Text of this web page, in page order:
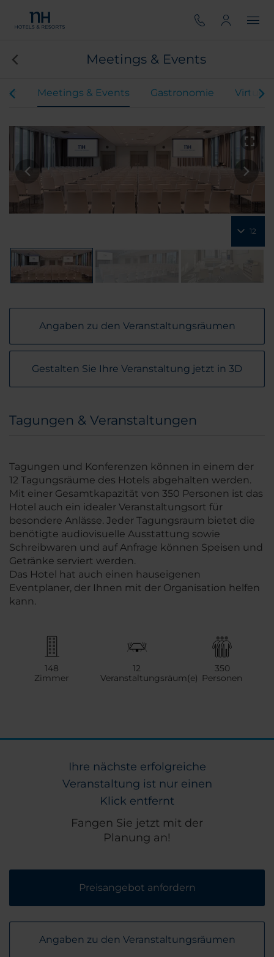
Meetings & Events
Meetings & Events Gastronomie
12
Angaben zu den Veranstaltungsräumen
Gestalten Sie Ihre Veranstaltung jetzt in 3D
Tagungen & Veranstaltungen
Tagungen und Konferenzen können in einem der
12 Tagungsräume des Hotels abgehalten werden.
Mit einer Gesamtkapazität von 350 Personen ist das
Hotel auch ein idealer Veranstaltungsort für
besondere Anlässe. Jeder Tagungsraum bietet die
benötigte audiovisuelle Ausstattung sowie
Schreibwaren und auf Anfrage können Speisen und
Getränke serviert werden.
Das Hotel hat auch einen hauseigenen
Eventplaner, der Ihnen mit der Organisation helfen
kann.
148
Zimmer
12
Veranstaltungsräum(e)
350
Personen
Ihre nächste erfolgreiche
Veranstaltung ist nur einen
Klick entfernt
Fangen Sie jetzt mit der
Planung an!
Preisangebot anfordern
Angaben zu den Veranstaltungsräumen